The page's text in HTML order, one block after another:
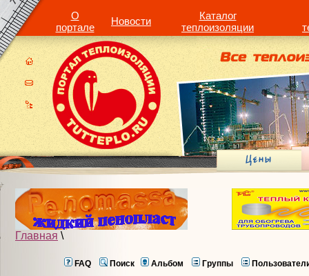
О
портале
Новости
Каталог
теплоизоляции
Главная \
FAQ Поиск Альбом Группы